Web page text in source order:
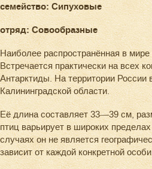
семейство: Сипуховые
отряд: Совообразные
Наиболее распространённая в
Встречается практически на всех
Антарктиды. На территории России
Калининградской области.
Её длина составляет 33—39 см,
птиц варьирует в широких
случаях он не является
зависит от каждой конкретной